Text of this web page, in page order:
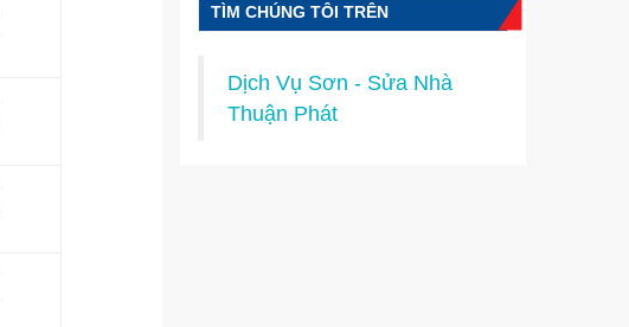
TÌM CHÚNG TÔI TRÊN
Dịch Vụ Sơn - Sửa Nhà
Thuận Phát